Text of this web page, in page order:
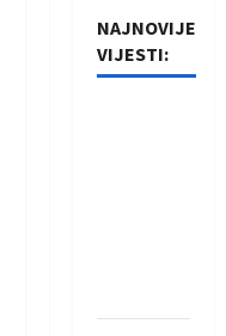
NAJNOVIJE
VIJESTI: